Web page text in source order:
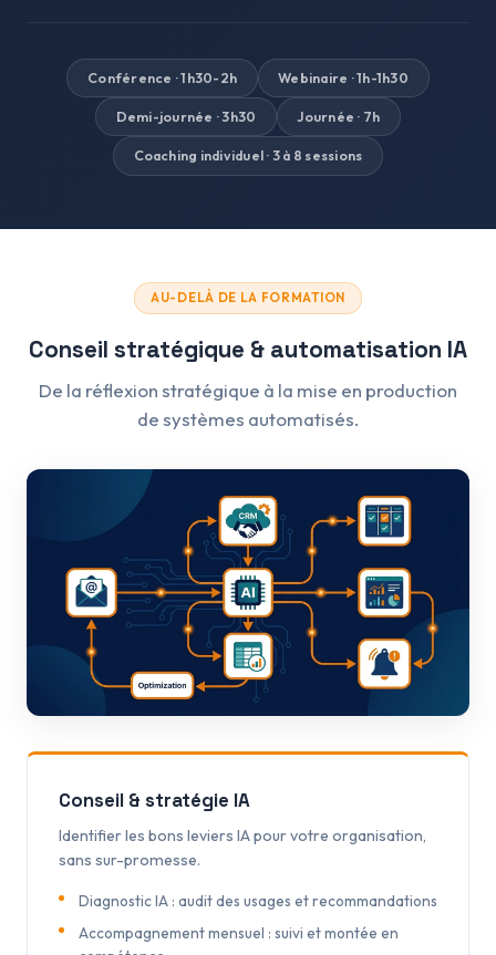
Conférence · 1h30-2h Webinaire · 1h-1h30
Demi-journée · 3h30 Journée · 7h
Coaching individuel · 3 à 8 sessions
AU-DELÀ DE LA FORMATION
Conseil stratégique & automatisation IA
De la réflexion stratégique à la mise en production
de systèmes automatisés.
Conseil & stratégie IA
Identifier les bons leviers IA pour votre organisation,
sans sur-promesse.
Diagnostic IA : audit des usages et recommandations
Accompagnement mensuel : suivi et montée en